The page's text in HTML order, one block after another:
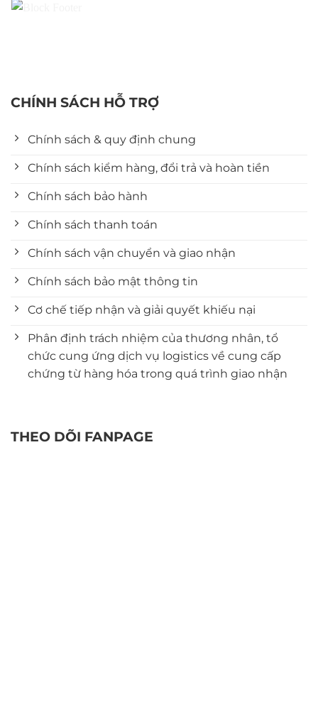
CHÍNH SÁCH HỖ TRỢ
Chính sách & quy định chung
Chính sách kiểm hàng, đổi trả và hoàn tiền
Chính sách bảo hành
Chính sách thanh toán
Chính sách vận chuyển và giao nhận
Chính sách bảo mật thông tin
Cơ chế tiếp nhận và giải quyết khiếu nại
Phân định trách nhiệm của thương nhân, tổ
chức cung ứng dịch vụ logistics về cung cấp
chứng từ hàng hóa trong quá trình giao nhận
THEO DÕI FANPAGE